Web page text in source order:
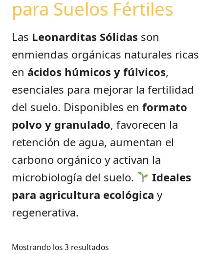
para Suelos Fértiles
Las Leonarditas Sólidasson
enmiendas orgánicas naturales ricas
en ácidos húmicos y fúlvicos,
esenciales para mejorar la fertilidad
del suelo. Disponibles en formato
polvo y granulado, favorecen la
retención de agua, aumentan el
carbono orgánico y activan la
microbiología del suelo.
Ideales
para agricultura ecológica y
regenerativa.
Mostrando los 3 resultados